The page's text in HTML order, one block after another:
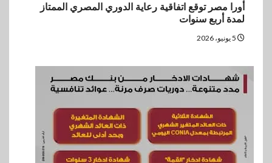
أورا مصر توقع اتفاقية رعاية الدوري المصري الممتاز
لمدة أربع سنوات